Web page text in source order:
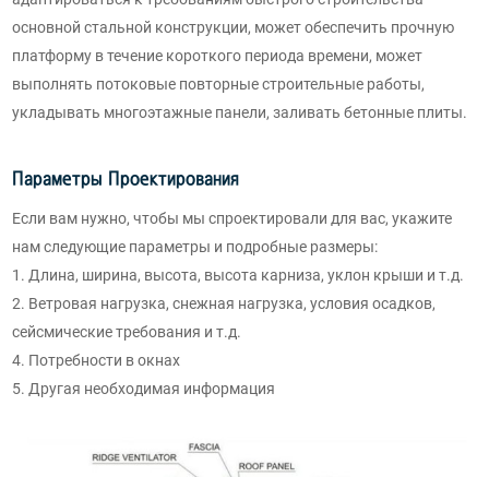
основной стальной конструкции, может обеспечить прочную
платформу в течение короткого периода времени, может
выполнять потоковые повторные строительные работы,
укладывать многоэтажные панели, заливать бетонные плиты.
Параметры Проектирования
Если вам нужно, чтобы мы спроектировали для вас, укажите
нам следующие параметры и подробные размеры:
1. Длина, ширина, высота, высота карниза, уклон крыши и т.д.
2. Ветровая нагрузка, снежная нагрузка, условия осадков,
сейсмические требования и т.д.
4. Потребности в окнах
5. Другая необходимая информация